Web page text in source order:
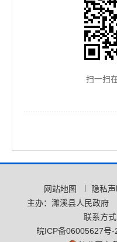
扫一扫
网站地图 隐私声
主办：濉溪县人民政府
联系方
皖ICP备06005627号-